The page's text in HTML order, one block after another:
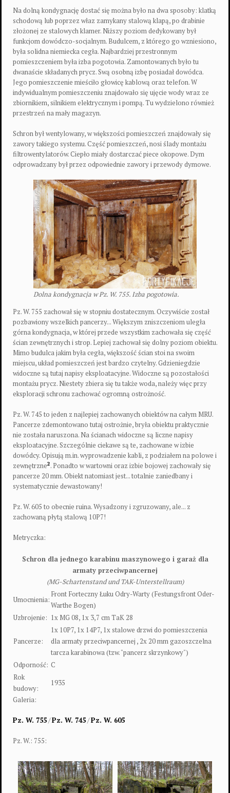
Na dolną kondygnację dostać się można było na dwa sposoby: klatką
schodową lub poprzez właz zamykany stalową klapą, po drabinie
złożonej ze stalowych klamer. Niższy poziom dedykowany był
funkcjom dowódczo-socjalnym. Budulcem, z którego go wzniesiono,
była solidna niemiecka cegła. Najbardziej przestronnym
pomieszczeniem była izba pogotowia. Zamontowanych było tu
dwanaście składanych prycz. Swą osobną izbę posiadał dowódca.
Jego pomieszczenie mieściło głowicę kablową oraz telefon. W
indywidualnym pomieszczeniu znajdowało się ujęcie wody wraz ze
zbiornikiem, silnikiem elektrycznym i pompą. Tu wydzielono również
przestrzeń na mały magazyn.
Schron był wentylowany, w większości pomieszczeń znajdowały się
zawory takiego systemu. Część pomieszczeń, nosi ślady montażu
filtrowentylatorów. Ciepło miały dostarczać piece okopowe. Dym
odprowadzany był przez odpowiednie zawory i przewody dymowe.
Dolna kondygnacja w Pz. W. 755. Izba pogotowia.
Pz. W. 755 zachował się w stopniu dostatecznym. Oczywiście został
pozbawiony wszelkich pancerzy... Większym zniszczeniom uległa
górna kondygnacja, w której przede wszystkim zachowała się część
ścian zewnętrznych i strop. Lepiej zachował się dolny poziom obiektu.
Mimo budulca jakim była cegła, większość ścian stoi na swoim
miejscu, układ pomieszczeń jest bardzo czytelny. Gdzieniegdzie
widoczne są tutaj napisy eksploatacyjne. Widoczne są pozostałości
montażu prycz. Niestety zbiera się tu także woda, należy więc przy
eksploracji schronu zachować ogromną ostrożność.
Pz. W. 745 to jeden z najlepiej zachowanych obiektów na całym MRU.
Pancerze zdemontowano tutaj ostrożnie, bryła obiektu praktycznie
nie została naruszona. Na ścianach widoczne są liczne napisy
eksploatacyjne. Szczególnie ciekawe są te, zachowane w izbie
dowódcy. Opisują m.in. wyprowadzenie kabli, z podziałem na polowe i
zewnętrzne2. Ponadto w wartowni oraz izbie bojowej zachowały się
pancerze 20 mm. Obiekt natomiast jest... totalnie zaniedbany i
systematycznie dewastowany!
Pz. W. 605 to obecnie ruina. Wysadzony i zgruzowany, ale... z
zachowaną płytą stalową 10P7!
Metryczka:
Schron dla jednego karabinu maszynowego i garaż dla
armaty przeciwpancernej
(MG-Schartenstand und TAK-Unterstellraum)
Umocnienia:
Front Forteczny Łuku Odry-Warty (Festungsfront Oder-
Warthe Bogen)
Uzbrojenie: 1x MG 08, 1x 3,7 cm TaK 28
Pancerze:
1x 10P7, 1x 14P7, 1x stalowe drzwi do pomieszczenia
dla armaty przeciwpancernej , 2x 20 mm gazoszczelna
tarcza karabinowa (tzw. "pancerz skrzynkowy")
Odporność: C
Rok
budowy:
1935
Galeria:
Pz. W. 755/Pz. W. 745/Pz. W. 605
Pz. W.: 755: